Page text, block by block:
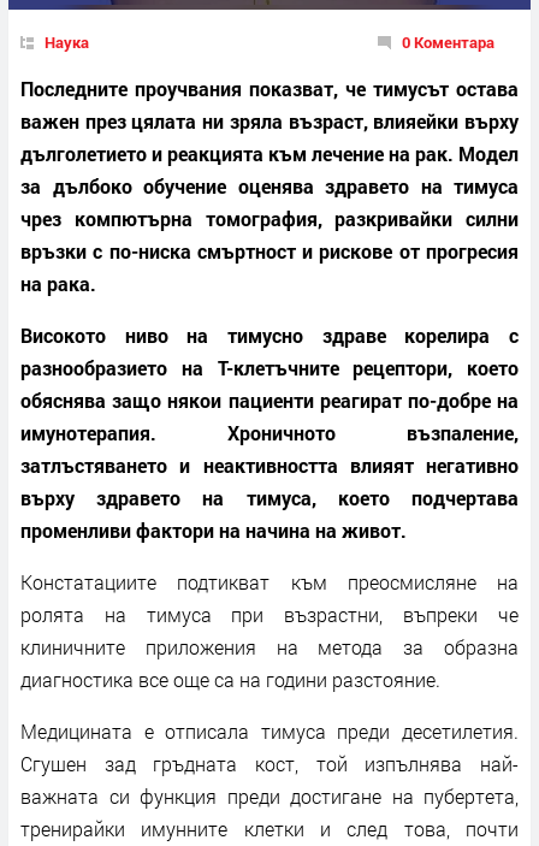
Наука 0 Коментара
Последните проучвания показват, че тимусът остава
важен през цялата ни зряла възраст, влияейки върху
дълголетието и реакцията към лечение на рак. Модел
за дълбоко обучение оценява здравето на тимуса
чрез компютърна томография, разкривайки силни
връзки с по-ниска смъртност и рискове от прогресия
на рака.
Високото ниво на тимусно здраве корелира с
разнообразието на Т-клетъчните рецептори, което
обяснява защо някои пациенти реагират по-добре на
имунотерапия. Хроничното възпаление,
затлъстяването и неактивността влияят негативно
върху здравето на тимуса, което подчертава
променливи фактори на начина на живот.
Констатациите подтикват към преосмисляне на
ролята на тимуса при възрастни, въпреки че
клиничните приложения на метода за образна
диагностика все още са на години разстояние.
Медицината е отписала тимуса преди десетилетия.
Сгушен зад гръдната кост, той изпълнява най-
важната си функция преди достигане на пубертета,
тренирайки имунните клетки и след това, почти